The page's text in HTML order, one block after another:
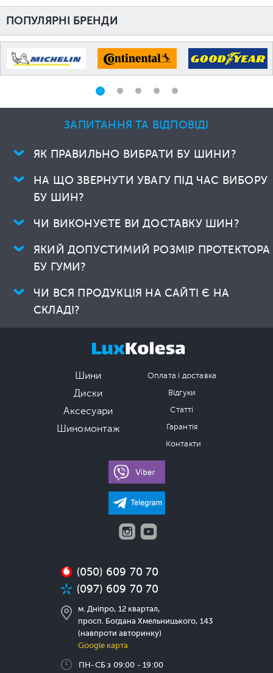
ЗАПИТАННЯ ТА ВІДПОВІДІ
ЯК ПРАВИЛЬНО ВИБРАТИ БУ ШИНИ?
НА ЩО ЗВЕРНУТИ УВАГУ ПІД ЧАС ВИБОРУ
БУ ШИН?
ЧИ ВИКОНУЄТЕ ВИ ДОСТАВКУ ШИН?
ЯКИЙ ДОПУСТИМИЙ РОЗМІР ПРОТЕКТОРА
БУ ГУМИ?
ЧИ ВСЯ ПРОДУКЦІЯ НА САЙТІ Є НА
СКЛАДІ?
ПОПУЛЯРНІ БРЕНДИ
Шини
Диски
Аксесуари
Шиномонтаж
Оплата і доставка
Відгуки
Статті
Гарантія
Контакти
(050) 609 70 70
(097) 609 70 70
м. Дніпро, 12 квартал,
просп. Богдана Хмельницького, 143
(навпроти авторинку)
Google карта
ПН-СБ з 09:00 - 19:00